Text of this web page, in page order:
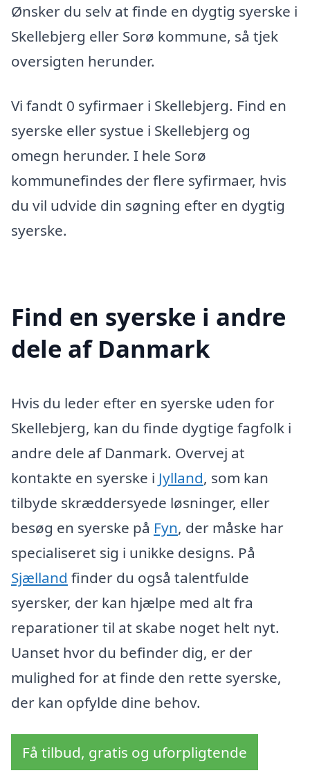
Ønsker du selv at finde en dygtig syerske i
Skellebjerg eller Sorø kommune, så tjek
oversigten herunder.
Vi fandt 0 syfirmaer i Skellebjerg. Find en
syerske eller systue i Skellebjerg og
omegn herunder. I hele Sorø
kommunefindes der flere syfirmaer, hvis
du vil udvide din søgning efter en dygtig
syerske.
Find en syerske i andre
dele af Danmark
Hvis du leder efter en syerske uden for
Skellebjerg, kan du finde dygtige fagfolk i
andre dele af Danmark. Overvej at
kontakte en syerske i Jylland, som kan
tilbyde skræddersyede løsninger, eller
besøg en syerske på Fyn, der måske har
specialiseret sig i unikke designs. På
Sjælland finder du også talentfulde
syersker, der kan hjælpe med alt fra
reparationer til at skabe noget helt nyt.
Uanset hvor du befinder dig, er der
mulighed for at finde den rette syerske,
der kan opfylde dine behov.
Få tilbud, gratis og uforpligtende